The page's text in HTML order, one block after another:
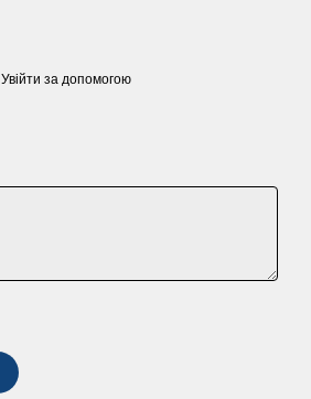
Увійти за допомогою